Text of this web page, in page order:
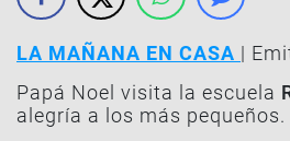
LA MAÑANA EN CASA |
Papá Noel visita la escuela
alegría a los más pequeños.